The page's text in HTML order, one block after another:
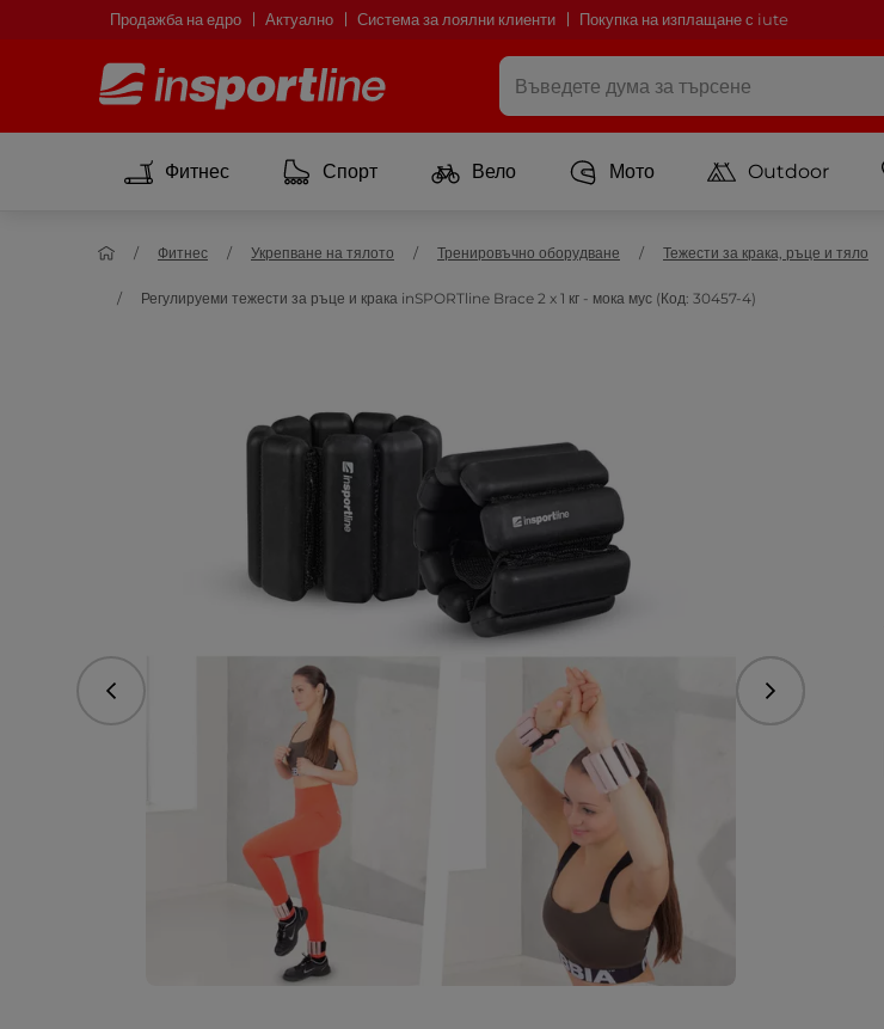
Продажба на едро Актуално Система за лоялни клиенти Покупка на изплащане с iute
Фитнес Спорт Вело Мото Outdoor
Фитнес Укрепване на тялото Тренировъчно оборудване Тежести за крака, ръце и тяло
Регулируеми тежести за ръце и крака inSPORTline Brace 2 x 1 кг - мока мус (Код: 30457-4)
Предишна Следваща